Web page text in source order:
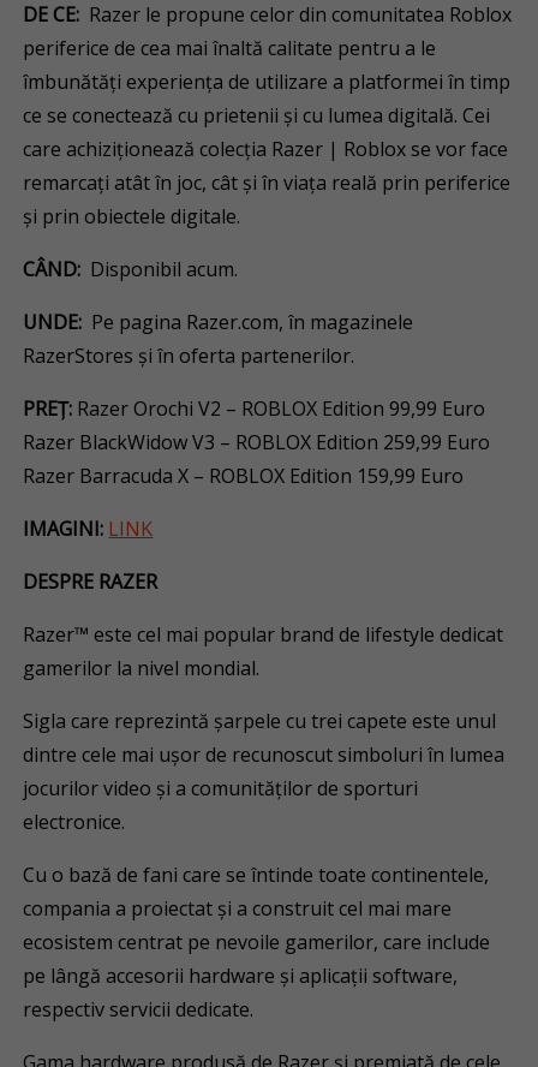
DE CE: Razer le propune celor din comunitatea Roblox
periferice de cea mai înaltă calitate pentru a le
îmbunătăți experiența de utilizare a platformei în timp
ce se conectează cu prietenii și cu lumea digitală. Cei
care achiziționează colecția Razer | Roblox se vor face
remarcați atât în joc, cât și în viața reală prin periferice
și prin obiectele digitale.
CÂND: Disponibil acum.
UNDE: Pe pagina Razer.com, în magazinele
RazerStores și în oferta partenerilor.
PREȚ: Razer Orochi V2 – ROBLOX Edition 99,99 Euro
Razer BlackWidow V3 – ROBLOX Edition 259,99 Euro
Razer Barracuda X – ROBLOX Edition 159,99 Euro
IMAGINI: LINK
DESPRE RAZER
Razer™ este cel mai popular brand de lifestyle dedicat
gamerilor la nivel mondial.
Sigla care reprezintă șarpele cu trei capete este unul
dintre cele mai ușor de recunoscut simboluri în lumea
jocurilor video și a comunităților de sporturi
electronice.
Cu o bază de fani care se întinde toate continentele,
compania a proiectat și a construit cel mai mare
ecosistem centrat pe nevoile gamerilor, care include
pe lângă accesorii hardware și aplicații software,
respectiv servicii dedicate.